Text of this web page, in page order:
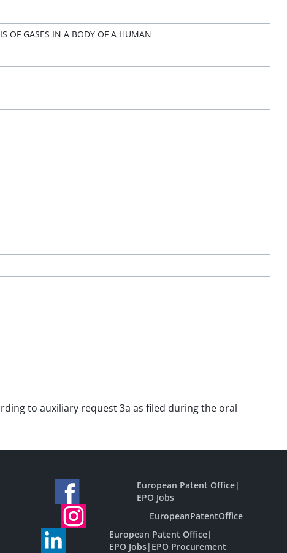
OF GASES IN A BODY OF A HUMAN
to auxiliary request 3a as filed during the oral
European Patent Office|
EPO Jobs
EuropeanPatentOffice
European Patent Office|
EPO Jobs| EPO Procurement